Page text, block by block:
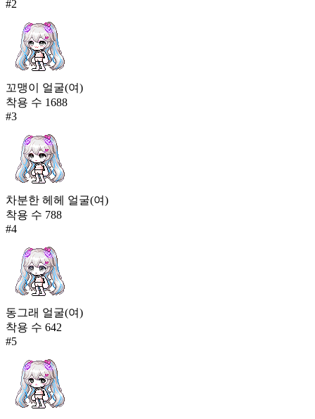
#2
꼬맹이 얼굴(여)
착용 수 1688
#3
차분한 헤헤 얼굴(여)
착용 수 788
#4
동그래 얼굴(여)
착용 수 642
#5